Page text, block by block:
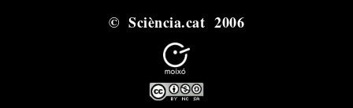
© Sciència.cat 2006